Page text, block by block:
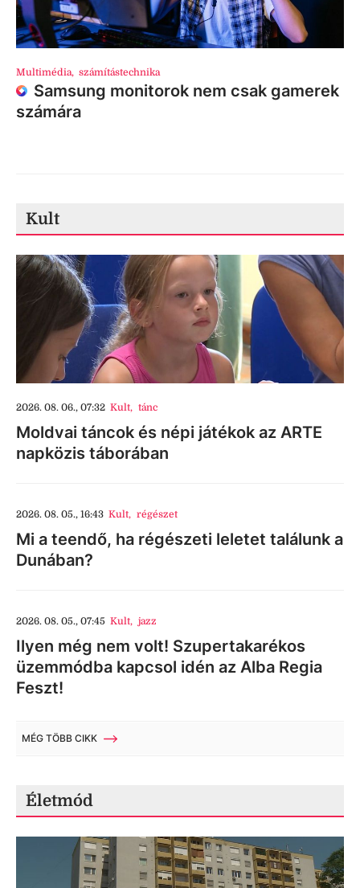
Multimédia, számítástechnika
Samsung monitorok nem csak gamerek
számára
Kult
2026. 08. 06., 07:32 Kult, tánc
Moldvai táncok és népi játékok az ARTE
napközis táborában
2026. 08. 05., 16:43 Kult, régészet
Mi a teendő, ha régészeti leletet találunk a
Dunában?
2026. 08. 05., 07:45 Kult, jazz
Ilyen még nem volt! Szupertakarékos
üzemmódba kapcsol idén az Alba Regia
Feszt!
MÉG TÖBB CIKK
Életmód